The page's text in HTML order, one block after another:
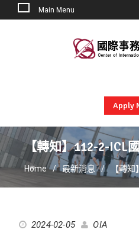
Main Menu
Apply
【轉知】112-2-ICL
Home 最新消息 【轉
2024-02-05 OIA